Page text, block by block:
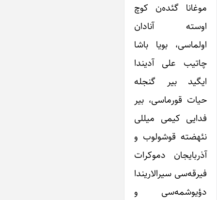
موغانا گئده‌ن کوچ
اوسته آنادان
اولماسی، بویا باشا
چاتیب علی آدیندا
ایگید بیر گنجله
حیات قورماسی، بیر
فدایی کیمی میللی
نئهضته قوشولوب و
آذربایجان دموکرات
فیرقه‌سی سیرالاریندا
دؤیوشمه‌سی و